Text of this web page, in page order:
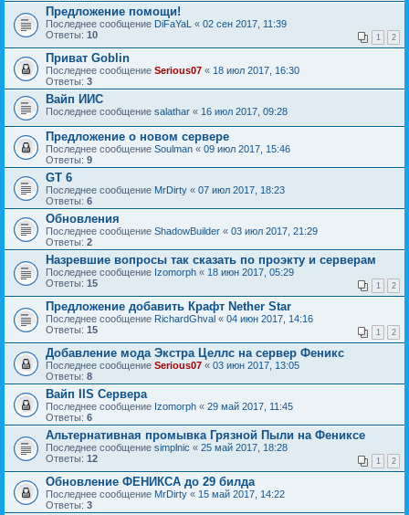
Предложение помощи!
Последнее сообщение DiFaYaL « 02 сен 2017, 11:39
Ответы: 10 1 2
Приват Goblin
Последнее сообщение Serious07 « 18 июл 2017, 16:30
Ответы: 3
Вайп ИИС
Последнее сообщение salathar « 16 июл 2017, 09:28
Предложение о новом сервере
Последнее сообщение Soulman « 09 июл 2017, 15:46
Ответы: 9
GT 6
Последнее сообщение MrDirty « 07 июл 2017, 18:23
Ответы: 6
Обновления
Последнее сообщение ShadowBuilder « 03 июл 2017, 21:29
Ответы: 2
Назревшие вопросы так сказать по проэкту и серверам
Последнее сообщение Izomorph « 18 июн 2017, 05:29
Ответы: 15 1 2
Предложение добавить Крафт Nether Star
Последнее сообщение RichardGhval « 04 июн 2017, 14:16
Ответы: 15 1 2
Добавление мода Экстра Целлс на сервер Феникс
Последнее сообщение Serious07 « 03 июн 2017, 13:05
Ответы: 8
Вайп IIS Сервера
Последнее сообщение Izomorph « 29 май 2017, 11:45
Ответы: 6
Альтернативная промывка Грязной Пыли на Фениксе
Последнее сообщение simplnic « 25 май 2017, 18:28
Ответы: 12 1 2
Обновление ФЕНИКСА до 29 билда
Последнее сообщение MrDirty « 15 май 2017, 14:22
Ответы: 3